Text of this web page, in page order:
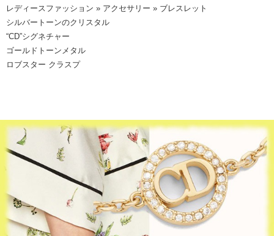
レディースファッション » アクセサリー » ブレスレット
シルバートーンのクリスタル
“CD”シグネチャー
ゴールドトーンメタル
ロブスター クラスプ